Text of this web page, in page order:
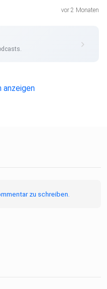
vor 2 Monaten
anzeigen
zu schreiben.